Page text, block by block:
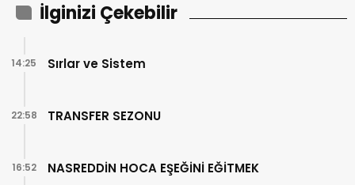
İlginizi Çekebilir
Sırlar ve Sistem
14:25
TRANSFER SEZONU
22:58
NASREDDİN HOCA EŞEĞİNİ EĞİTMEK
16:52